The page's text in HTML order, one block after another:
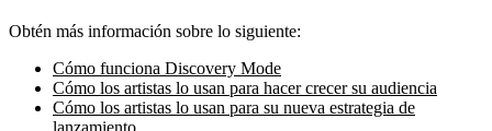
Obtén más información sobre lo siguiente:
Cómo funciona Discovery Mode
Cómo los artistas lo usan para hacer crecer su audiencia
Cómo los artistas lo usan para su nueva estrategia de
lanzamiento